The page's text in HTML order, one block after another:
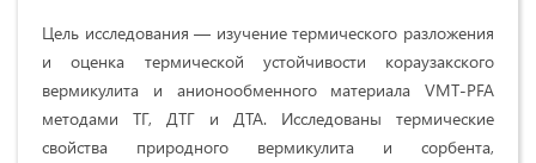
Цель исследования — изучение термического разложения
и оценка термической устойчивости кораузакского
вермикулита и анионообменного материала VMT-PFA
методами ТГ, ДТГ и ДТА. Исследованы термические
свойства природного вермикулита и сорбента,